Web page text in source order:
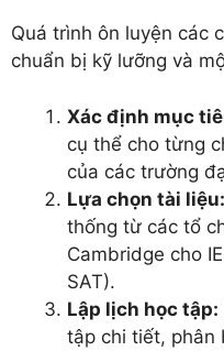
Quá trình ôn luyện các
chuẩn bị kỹ lưỡng và
Xác định mục
cụ thể cho từng
của các trường
Lựa chọn tài liệu:
thống từ các tổ
Cambridge cho
SAT).
Lập lịch học tập:
tập chi tiết, phân